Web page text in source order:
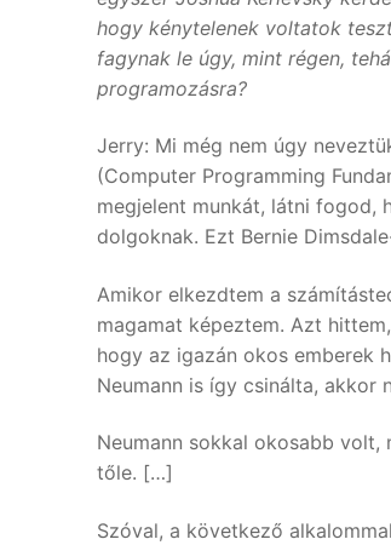
hogy kénytelenek voltatok
fagynak le úgy, mint régen,
programozásra?
Jerry: Mi még nem úgy
(Computer Programming
megjelent munkát, látni fogod,
dolgoknak. Ezt Bernie
Amikor elkezdtem a
magamat képeztem. Azt
hogy az igazán okos emberek
Neumann is így csinálta, akkor
Neumann sokkal okosabb
tőle. […]
Szóval, a következő